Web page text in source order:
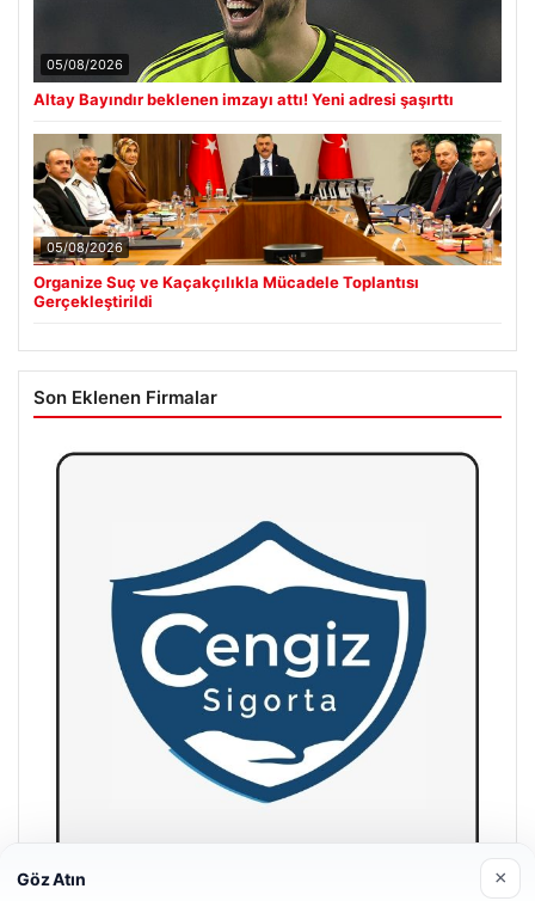
05/08/2026
Altay Bayındır beklenen imzayı attı! Yeni adresi şaşırttı
05/08/2026
Organize Suç ve Kaçakçılıkla Mücadele Toplantısı
Gerçekleştirildi
Son Eklenen Firmalar
Göz Atın ×